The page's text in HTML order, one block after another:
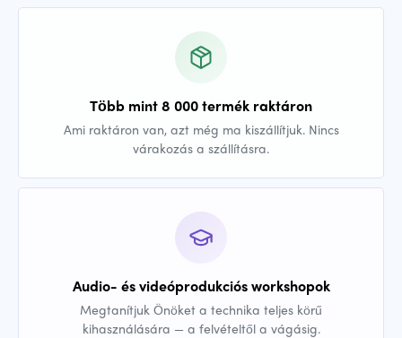
Több mint 8 000 termék raktáron
Ami raktáron van, azt még ma kiszállítjuk. Nincs
várakozás a szállításra.
Audio- és videóprodukciós workshopok
Megtanítjuk Önöket a technika teljes körű
kihasználására — a felvételtől a vágásig.